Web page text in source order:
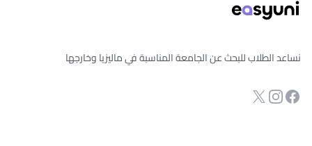
نساعد الطلاب للبحث عن الجامعة المناسبة في ماليزيا وخارجها
صفحة الفيسبوك
انستجرام
Twitter